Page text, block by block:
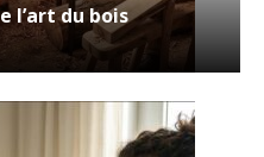
l’art du bois